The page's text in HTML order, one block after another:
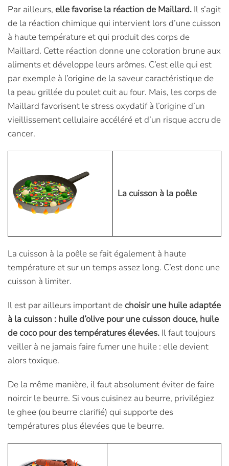
Par ailleurs, elle favorise la réaction de Maillard. Il s’agit
de la réaction chimique qui intervient lors d’une cuisson
à haute température et qui produit des corps de
Maillard. Cette réaction donne une coloration brune aux
aliments et développe leurs arômes. C’est elle qui est
par exemple à l’origine de la saveur caractéristique de
la peau grillée du poulet cuit au four. Mais, les corps de
Maillard favorisent le stress oxydatif à l’origine d’un
vieillissement cellulaire accéléré et d’un risque accru de
cancer.
La cuisson à la poêle
La cuisson à la poêle se fait également à haute
température et sur un temps assez long. C’est donc une
cuisson à limiter.
Il est par ailleurs important dechoisir une huile adaptée
à la cuisson : huile d’olive pour une cuisson douce, huile
de coco pour des températures élevées. Il faut toujours
veiller à ne jamais faire fumer une huile : elle devient
alors toxique.
De la même manière, il faut absolument éviter de faire
noircir le beurre. Si vous cuisinez au beurre, privilégiez
le ghee (ou beurre clarifié) qui supporte des
températures plus élevées que le beurre.